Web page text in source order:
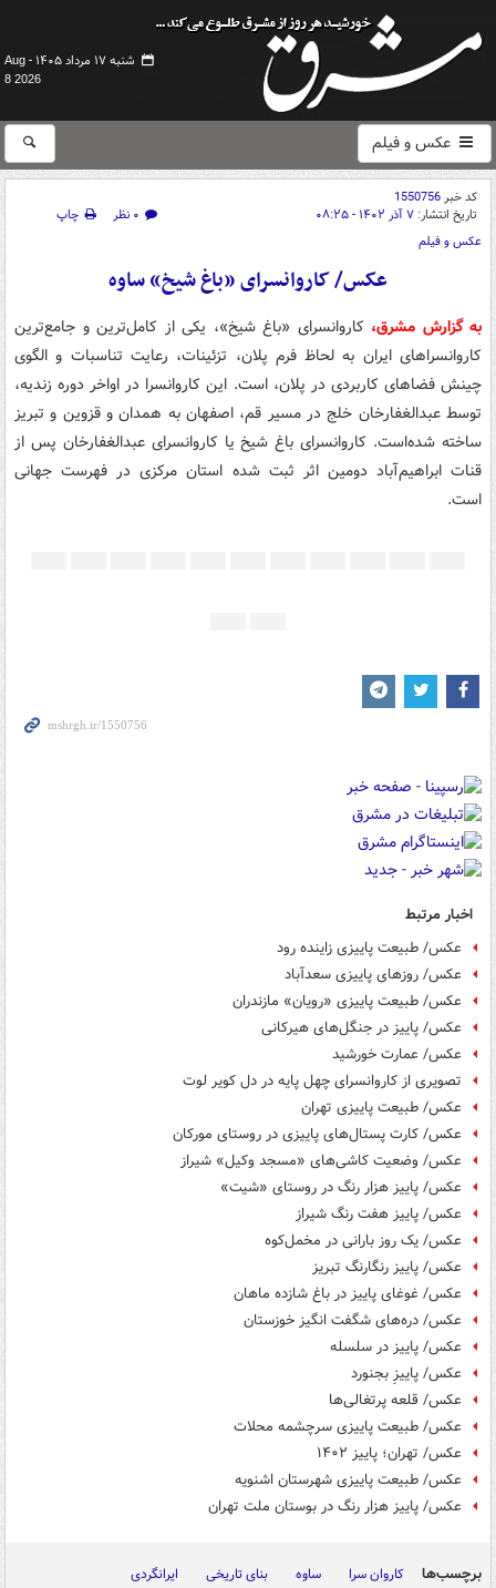
شنبه ۱۷ مرداد ۱۴۰۵ -
Aug
8 2026
عکس و فیلم
کد خبر1550756
تاریخ انتشار: ۷ آذر ۱۴۰۲ - ۰۸:۲۵ ۰ نظر
چاپ
عکس و فیلم
عکس/ کاروانسرای «باغ شیخ» ساوه
به گزارش مشرق، کاروانسرای «باغ شیخ»، یکی از کامل‌ترین و جامع‌ترین
کاروانسراهای ایران به لحاظ فرم پلان، تزئینات، رعایت تناسبات و الگوی
چینش فضاهای کاربردی در پلان، است. این کاروانسرا در اواخر دوره زندیه،
توسط عبدالغفارخان خلج در مسیر قم، اصفهان به همدان و قزوین و تبریز
ساخته شده‌است. کاروانسرای باغ شیخ یا کاروانسرای عبدالغفارخان پس از
قنات ابراهیم‌آباد دومین اثر ثبت شده استان مرکزی در فهرست جهانی
است.
اخبار مرتبط
عکس/ طبیعت پاییزی زاینده رود
عکس/ روزهای پاییزی سعدآباد
عکس/ طبیعت پاییزی «رویان» مازندران
عکس/ پاییز در جنگل‌های هیرکانی
عکس/ عمارت خورشید
تصویری از کاروانسرای چهل پایه در دل کویر لوت
عکس/ طبیعت پاییزی تهران
عکس/ کارت پستال‌های پاییزی در روستای مورکان
عکس/ وضعیت کاشی‌های «مسجد وکیل» شیراز
عکس/ پاییز هزار رنگ در روستای «شیت»
عکس/ پاییز هفت رنگ شیراز
عکس/ یک روز بارانی در مخمل‌کوه
عکس/ پاییز رنگارنگ تبریز
عکس/ ‏غوغای پاییز در باغ شازده ماهان
عکس/ دره‌های شگفت انگیز خوزستان
عکس/ پاییز در سلسله
عکس/ پاییزِ بجنورد
عکس/ قلعه پرتغالی‌ها
عکس/ طبیعت پاییزی سرچشمه محلات
عکس/ تهران؛ پاییز ۱۴۰۲
عکس/ طبیعت پاییزی شهرستان اشنویه
عکس/ پاییز هزار رنگ در بوستان ملت تهران
برچسب‌ها کاروان سرا ساوه بنای تاریخی ایرانگردی